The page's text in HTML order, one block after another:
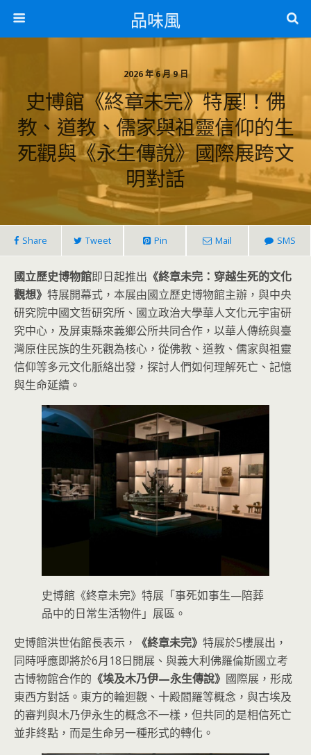
品味風
2026 年 6 月 9 日
史博館《終章未完》特展!！佛
教、道教、儒家與祖靈信仰的生
死觀與《永生傳說》國際展跨文
明對話
Share Tweet Pin Mail SMS
國立歷史博物館即日起推出 《終章未完：穿越生死的文化
觀想》 特展開幕式，本展由國立歷史博物館主辦，與中央
研究院中國文哲研究所、國立政治大學華人文化元宇宙研
究中心，及屏東縣來義鄉公所共同合作，以華人傳統與臺
灣原住民族的生死觀為核心，從佛教、道教、儒家與祖靈
信仰等多元文化脈絡出發，探討人們如何理解死亡、記憶
與生命延續。
史博館《終章未完》特展「事死如事生—陪葬
品中的日常生活物件」展區。
史博館洪世佑館長表示，
《終章未完》 特展於5樓展出，
同時呼應即將於6月18日開展、與義大利佛羅倫斯國立考
古博物館合作的 《埃及木乃伊—永生傳說》 國際展，形成
東西方對話。東方的輪迴觀、十殿閻羅等概念，與古埃及
的審判與木乃伊永生的概念不一樣，但共同的是相信死亡
並非終點，而是生命另一種形式的轉化。